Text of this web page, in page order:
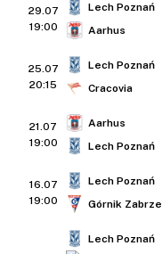
29.07
19:00
Lech Poznań
Aarhus
25.07
20:15
Lech Poznań
Cracovia
21.07
19:00
Aarhus
Lech Poznań
16.07
19:00
Lech Poznań
Górnik Zabrze
Lech Poznań